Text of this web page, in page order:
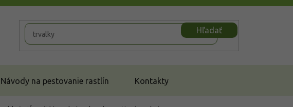
Hľadať
Návody na pestovanie rastlín Kontakty